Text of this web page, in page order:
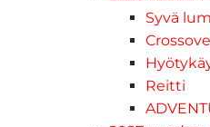
Syvä
Reitti